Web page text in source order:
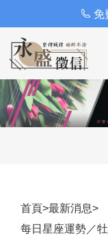
免
首頁>最新消息>
每日星座運勢／